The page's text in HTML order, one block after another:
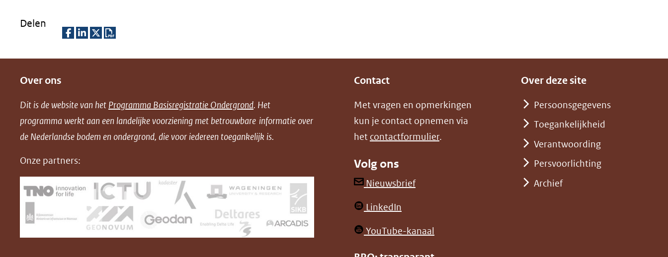
Delen
n
o
p
c
e
n
o
p
n
n
o
p
in
nieuw
venster)
(verwijst
l
o
a
D
F
Over ons
Dit is de website van het Programma Basisregistratie Ondergrond. Het
programma werkt aan een landelijke voorziening met betrouwbare informatie over
de Nederlandse bodem en ondergrond, die voor iedereen toegankelijk is.
Onze partners:
Contact
Met vragen en opmerkingen
kun je contact opnemen via
het contactformulier.
Volg ons
Nieuwsbrief(opent
venster)
LinkedIn
nieuw
venster)
YouTube-kanaal
Over deze site
Persoonsgegevens
Toegankelijkheid
Verantwoording
Persvoorlichting
Archief